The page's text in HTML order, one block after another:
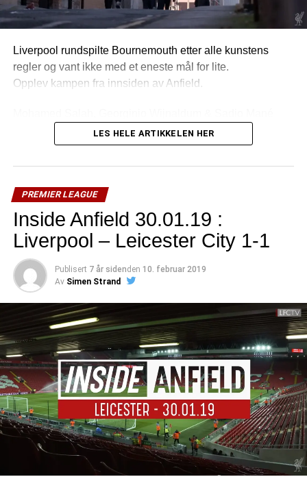
Liverpool rundspilte Bournemouth etter alle kunstens
regler og vant ikke med et eneste mål for lite.
Opplev kampen fra innsiden av Anfield.
LES HELE ARTIKKELEN HER
PREMIER LEAGUE
Inside Anfield 30.01.19 :
Liverpool – Leicester City 1-1
Publisert 7 år sidenden 10. februar 2019
Av Simen Strand